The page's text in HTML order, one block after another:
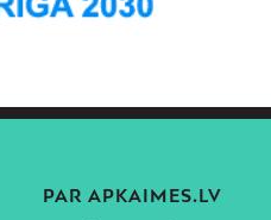
PAR APKAIMES.LV